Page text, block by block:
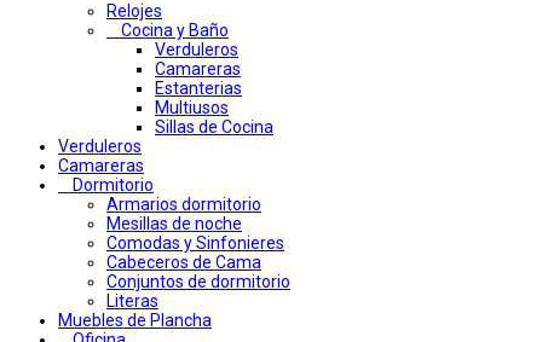
Relojes
Cocina y Baño
Verduleros
Camareras
Estanterias
Multiusos
Sillas de Cocina
Verduleros
Camareras
Dormitorio
Armarios dormitorio
Mesillas de noche
Comodas y Sinfonieres
Cabeceros de Cama
Conjuntos de dormitorio
Literas
Muebles de Plancha